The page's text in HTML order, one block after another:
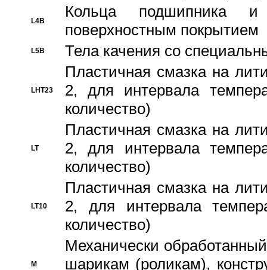
L4B
Кольца подшипника
поверхностным покрытием
L5B Тела качения со
LHT23
Пластичная смазка на
2, для интервала
количество)
LT
Пластичная смазка на
2, для интервала
количество)
LT10
Пластичная смазка на
2, для интервала
количество)
M
Механически
шарикам (роликам),